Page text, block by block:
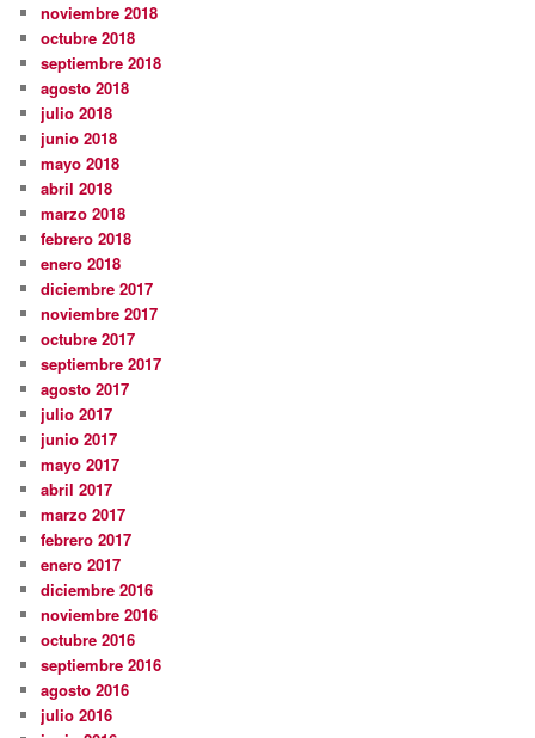
noviembre 2018
octubre 2018
septiembre 2018
agosto 2018
julio 2018
junio 2018
mayo 2018
abril 2018
marzo 2018
febrero 2018
enero 2018
diciembre 2017
noviembre 2017
octubre 2017
septiembre 2017
agosto 2017
julio 2017
junio 2017
mayo 2017
abril 2017
marzo 2017
febrero 2017
enero 2017
diciembre 2016
noviembre 2016
octubre 2016
septiembre 2016
agosto 2016
julio 2016